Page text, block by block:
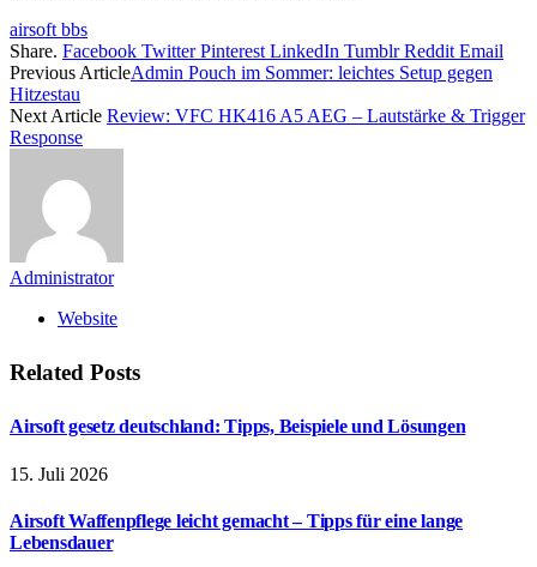
airsoft bbs
Share. Facebook Twitter Pinterest LinkedIn Tumblr Reddit Email
Previous ArticleAdmin Pouch im Sommer: leichtes Setup gegen
Hitzestau
Next Article Review: VFC HK416 A5 AEG – Lautstärke & Trigger
Response
Administrator
Website
Related Posts
Airsoft gesetz deutschland: Tipps, Beispiele und Lösungen
15. Juli 2026
Airsoft Waffenpflege leicht gemacht – Tipps für eine lange
Lebensdauer